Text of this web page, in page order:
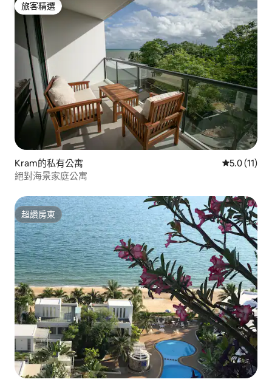
旅客精選
旅客精選
Kram的私有公寓 從 11 則評
5.0 (11)
絕對海景家庭公寓
超讚房東
超讚房東